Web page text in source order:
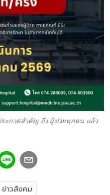
ะกาศสำคัญ ถึง ผู้ป่วยทุกคน แล้ว
ข่าวสังคม